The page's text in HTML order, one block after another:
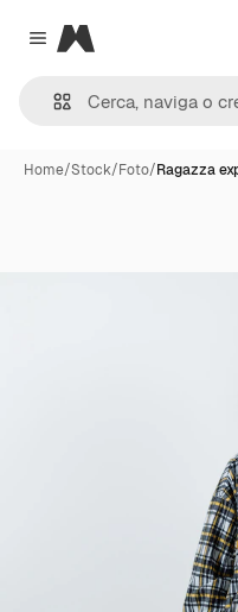
Close menu
Magnific
Home/Stock/Foto/Ragazza